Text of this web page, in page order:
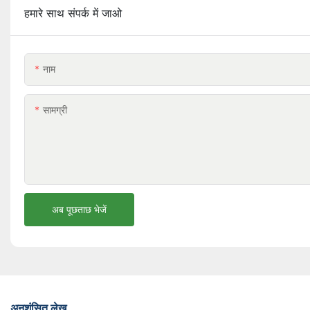
हमारे साथ संपर्क में जाओ
नाम
सामग्री
अब पूछताछ भेजें